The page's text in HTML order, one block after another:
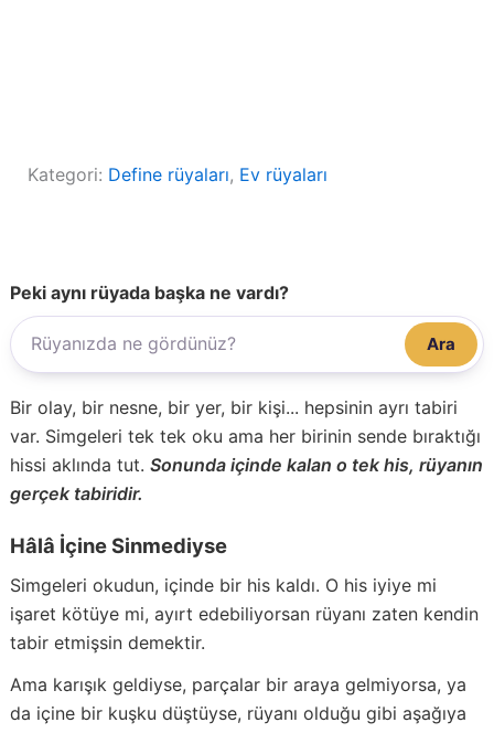
Kategori: Define rüyaları, Ev rüyaları
Peki aynı rüyada başka ne vardı?
Ara
Bir olay, bir nesne, bir yer, bir kişi... hepsinin ayrı tabiri
var. Simgeleri tek tek oku ama her birinin sende bıraktığı
hissi aklında tut. Sonunda içinde kalan o tek his, rüyanın
gerçek tabiridir.
Hâlâ İçine Sinmediyse
Simgeleri okudun, içinde bir his kaldı. O his iyiye mi
işaret kötüye mi, ayırt edebiliyorsan rüyanı zaten kendin
tabir etmişsin demektir.
Ama karışık geldiyse, parçalar bir araya gelmiyorsa, ya
da içine bir kuşku düştüyse, rüyanı olduğu gibi aşağıya